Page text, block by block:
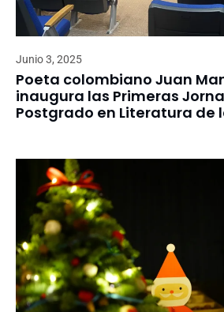
Junio 3, 2025
Poeta colombiano Juan
inaugura las Primeras
Postgrado en Literatura de